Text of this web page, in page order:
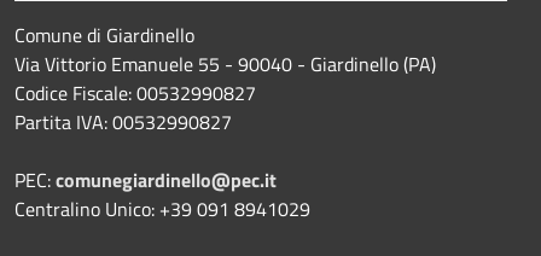
Comune di Giardinello
Via Vittorio Emanuele 55 - 90040 - Giardinello (PA)
Codice Fiscale: 00532990827
Partita IVA: 00532990827
PEC:comunegiardinello@pec.it
Centralino Unico: +39 091 8941029